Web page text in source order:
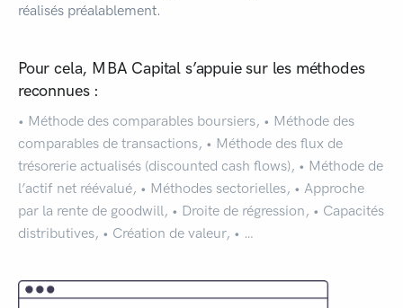
réalisés préalablement.
Pour cela, MBA Capital s’appuie sur les méthodes
reconnues :
• Méthode des comparables boursiers, • Méthode des
comparables de transactions, • Méthode des flux de
trésorerie actualisés (discounted cash flows), • Méthode de
l’actif net réévalué, • Méthodes sectorielles, • Approche
par la rente de goodwill, • Droite de régression, • Capacités
distributives, • Création de valeur, • …